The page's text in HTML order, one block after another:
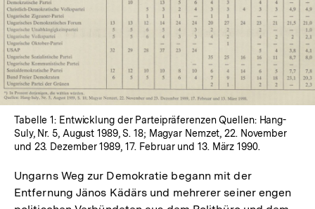
In
Lightbox
öffnen
Tabelle 1: Entwicklung der Parteipräferenzen Quellen: Hang-
Suly, Nr. 5, August 1989, S. 18; Magyar Nemzet, 22. November
und 23. Dezember 1989, 17. Februar und 13. März 1990.
Ungarns Weg zur Demokratie begann mit der
Entfernung Jänos Kädärs und mehrerer seiner engen